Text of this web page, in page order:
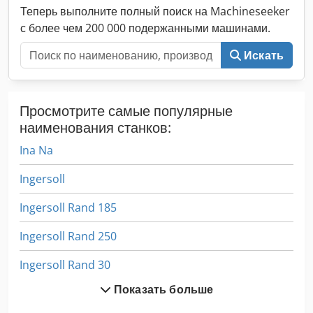
стабильной работе. Система смазки включает в себя
масляный бак с эпоксидным покрытием для защиты от
коррозии. Для поддержания постоянной циркуляции масла
и защиты подвижных элементов используется пред/пост
смазочный насос мощностью 0,75 кВт, рассчитанный на
напряжение 380/415 В.
Теперь выполните полный поиск на Machineseeker
с более чем 200 000 подержанными машинами.
Искать
Просмотрите самые популярные
наименования станков:
Ina Na
Ingersoll
Ingersoll Rand 185
Ingersoll Rand 250
Ingersoll Rand 30
Ingersoll Rand 741Показать больше